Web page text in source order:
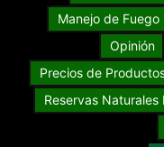
Manejo de Fuego
Opinión
Precios de
Reservas Naturales